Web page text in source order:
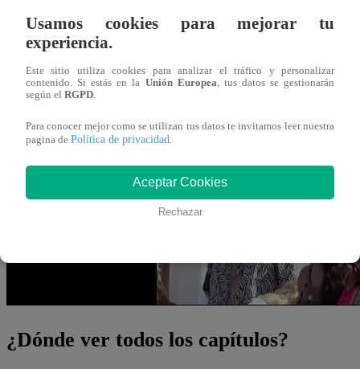
La ‘chica realidad’ no se quedó callada y le respondió a
atrevida:“¿Cómo que me conviene?, le conviene a ella”
Brava” deCanal 13 de Chile. Hasta Punta Sal llegaron
¿Dónde ver todos los capítulos?
Usamos cookies para mejorar tu
experiencia.
Este sitio utiliza cookies para analizar el tráfico y personalizar
contenido. Si estás en la Unión Europea, tus datos se gestionarán
según el RGPD.
Para conocer mejor como se utilizan tus datos te invitamos leer nuestra
pagina de Política de privacidad.
Aceptar Cookies
Rechazar